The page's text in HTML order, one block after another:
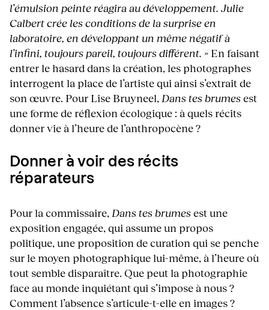
l’émulsion peinte réagira au développement. Julie
Calbert crée les conditions de la surprise en
laboratoire, en développant un même négatif à
l’infini, toujours pareil, toujours différent. » En faisant
entrer le hasard dans la création, les photographes
interrogent la place de l’artiste qui ainsi s’extrait de
son œuvre. Pour Lise Bruyneel, Dans tes brumesest
une forme de réflexion écologique : à quels récits
donner vie à l’heure de l’anthropocène ?
Donner à voir des récits
réparateurs
Pour la commissaire, Dans tes brumesest une
exposition engagée, qui assume un propos
politique, une proposition de curation qui se penche
sur le moyen photographique lui-même, à l’heure où
tout semble disparaître. Que peut la photographie
face au monde inquiétant qui s’impose à nous ?
Comment l’absence s’articule-t-elle en images ?